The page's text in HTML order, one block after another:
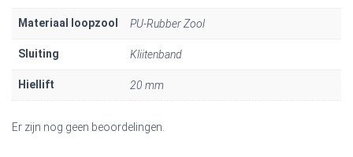
Materiaal loopzool PU-Rubber Zool
Sluiting Kliitenband
Hiellift 20 mm
Er zijn nog geen beoordelingen.